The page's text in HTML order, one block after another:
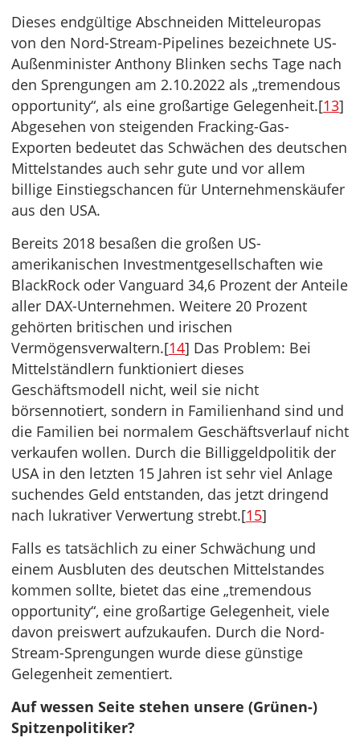
Dieses endgültige Abschneiden Mitteleuropas
von den Nord-Stream-Pipelines bezeichnete US-
Außenminister Anthony Blinken sechs Tage nach
den Sprengungen am 2.10.2022 als „tremendous
opportunity“, als eine großartige Gelegenheit.[13]
Abgesehen von steigenden Fracking-Gas-
Exporten bedeutet das Schwächen des deutschen
Mittelstandes auch sehr gute und vor allem
billige Einstiegschancen für Unternehmenskäufer
aus den USA.
Bereits 2018 besaßen die großen US-
amerikanischen Investmentgesellschaften wie
BlackRock oder Vanguard 34,6 Prozent der Anteile
aller DAX-Unternehmen. Weitere 20 Prozent
gehörten britischen und irischen
Vermögensverwaltern.[14] Das Problem: Bei
Mittelständlern funktioniert dieses
Geschäftsmodell nicht, weil sie nicht
börsennotiert, sondern in Familienhand sind und
die Familien bei normalem Geschäftsverlauf nicht
verkaufen wollen. Durch die Billiggeldpolitik der
USA in den letzten 15 Jahren ist sehr viel Anlage
suchendes Geld entstanden, das jetzt dringend
nach lukrativer Verwertung strebt.[15]
Falls es tatsächlich zu einer Schwächung und
einem Ausbluten des deutschen Mittelstandes
kommen sollte, bietet das eine „tremendous
opportunity“, eine großartige Gelegenheit, viele
davon preiswert aufzukaufen. Durch die Nord-
Stream-Sprengungen wurde diese günstige
Gelegenheit zementiert.
Auf wessen Seite stehen unsere (Grünen-)
Spitzenpolitiker?